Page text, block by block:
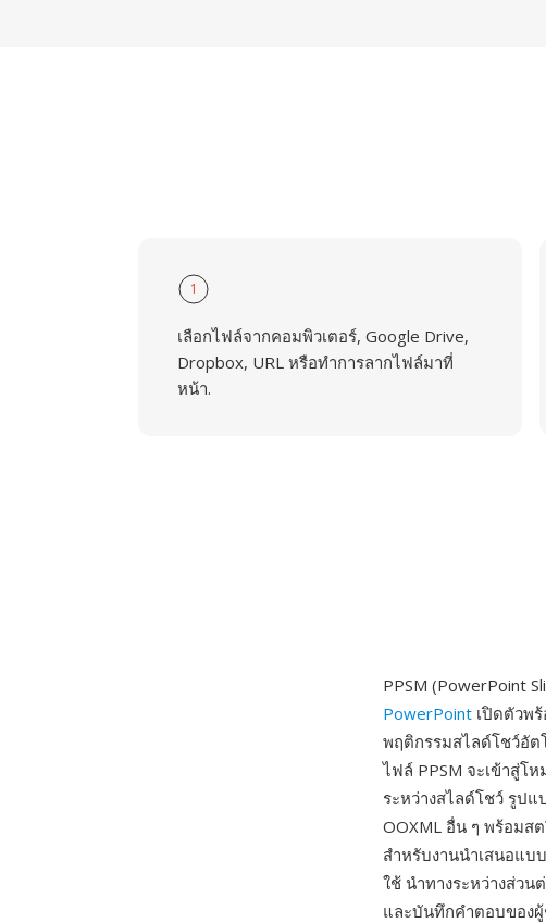
1
เลือกไฟล์จากคอมพิวเตอร์, Google Drive,
Dropbox, URL หรือทำการลากไฟล์มาที่
หน้า.
PPSM (PowerPoint
PowerPoint เปิดตัวพ
พฤติกรรมสไลด์โชว์อัต
ไฟล์ PPSM จะเข้าสู่โ
ระหว่างสไลด์โชว์ รูป
OOXML อื่น ๆ พร้อมส
สำหรับงานนำเสนอแ
ใช้ นำทางระหว่างส่ว
และบันทึกคำตอบของ